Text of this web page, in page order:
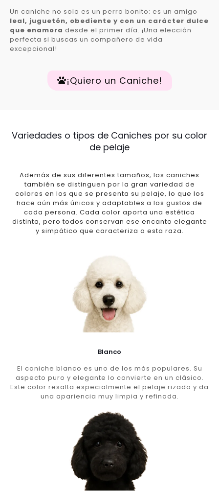
Un caniche no solo es un perro bonito: es un amigo
leal, juguetón, obediente y con un carácter dulce
que enamora desde el primer día. ¡Una elección
perfecta si buscas un compañero de vida
excepcional!
¡Quiero un Caniche!
Variedades o tipos de Caniches por su color
de pelaje
Además de sus diferentes tamaños, los caniches
también se distinguen por la gran variedad de
colores en los que se presenta su pelaje, lo que los
hace aún más únicos y adaptables a los gustos de
cada persona. Cada color aporta una estética
distinta, pero todos conservan ese encanto elegante
y simpático que caracteriza a esta raza.
Blanco
El caniche blanco es uno de los más populares. Su
aspecto puro y elegante lo convierte en un clásico.
Este color resalta especialmente el pelaje rizado y da
una apariencia muy limpia y refinada.